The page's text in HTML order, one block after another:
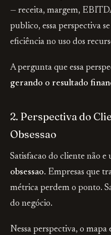
— receita, margem,
publico, essa perspectiva
eficiência no uso dos
A pergunta que essa
gerando o resultado
2. Perspectiva do
Obsessao
Satisfacao do cliente não
obsessao. Empresas que
métrica perdem o ponto.
do negócio.
Nessa perspectiva, o